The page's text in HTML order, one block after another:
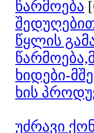
წარმოება
წყლის
ხიდები-
ხის
უძრავი